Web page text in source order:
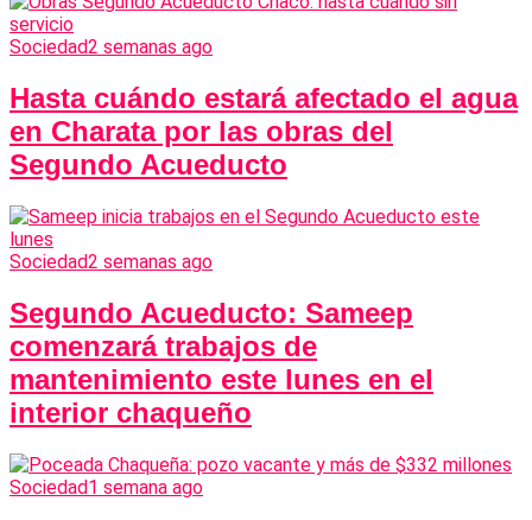
Sociedad2 semanas ago
Hasta cuándo estará afectado el agua
en Charata por las obras del
Segundo Acueducto
Sociedad2 semanas ago
Segundo Acueducto: Sameep
comenzará trabajos de
mantenimiento este lunes en el
interior chaqueño
Sociedad1 semana ago